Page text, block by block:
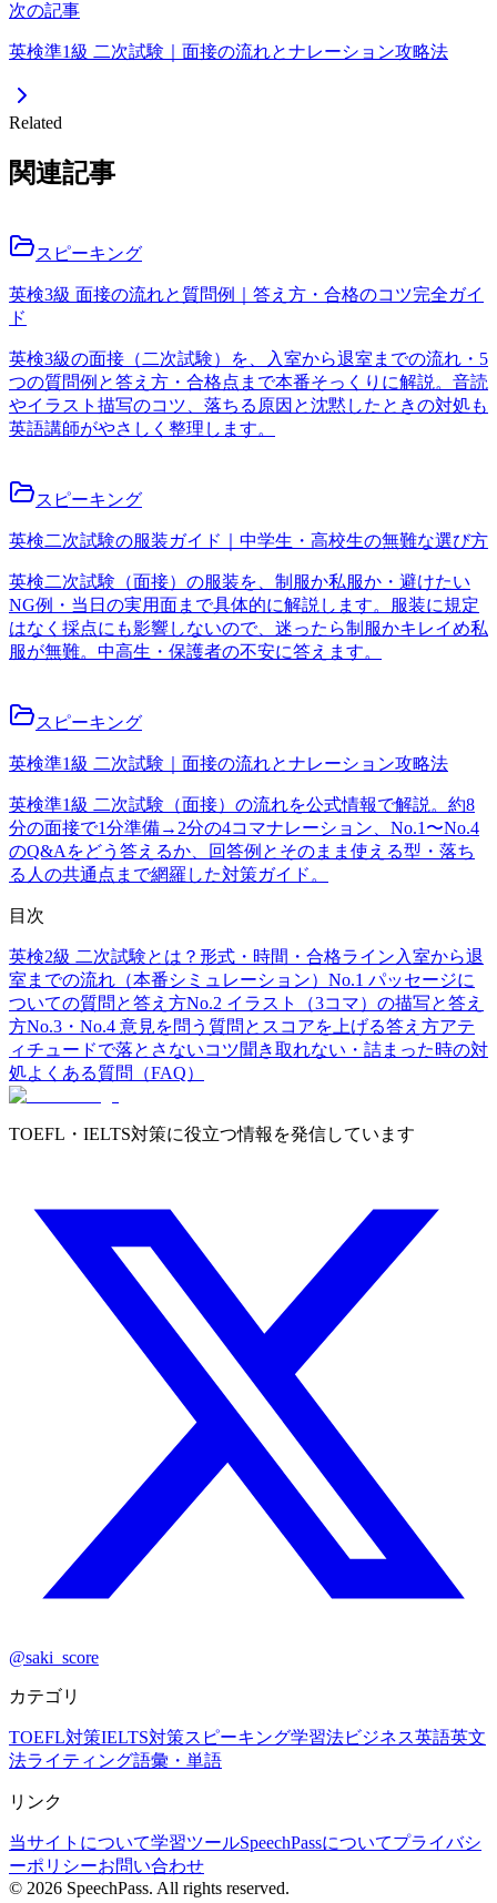
次の記事
英検準1級 二次試験｜面接の流れとナレーション攻略法
Related
関連記事
スピーキング
英検3級 面接の流れと質問例｜答え方・合格のコツ完全ガイ
ド
英検3級の面接（二次試験）を、入室から退室までの流れ・5
つの質問例と答え方・合格点まで本番そっくりに解説。音読
やイラスト描写のコツ、落ちる原因と沈黙したときの対処も
英語講師がやさしく整理します。
スピーキング
英検二次試験の服装ガイド｜中学生・高校生の無難な選び方
英検二次試験（面接）の服装を、制服か私服か・避けたい
NG例・当日の実用面まで具体的に解説します。服装に規定
はなく採点にも影響しないので、迷ったら制服かキレイめ私
服が無難。中高生・保護者の不安に答えます。
スピーキング
英検準1級 二次試験｜面接の流れとナレーション攻略法
英検準1級 二次試験（面接）の流れを公式情報で解説。約8
分の面接で1分準備→2分の4コマナレーション、No.1〜No.4
のQ&Aをどう答えるか、回答例とそのまま使える型・落ち
る人の共通点まで網羅した対策ガイド。
目次
英検2級 二次試験とは？形式・時間・合格ライン 入室から退
室までの流れ（本番シミュレーション） No.1 パッセージに
ついての質問と答え方No.2 イラスト（3コマ）の描写と答え
方No.3・No.4 意見を問う質問とスコアを上げる答え方アテ
ィチュードで落とさないコツ聞き取れない・詰まった時の対
処よくある質問（FAQ）
TOEFL・IELTS対策に役立つ情報を発信しています
@saki_score
カテゴリ
TOEFL対策IELTS対策スピーキング学習法ビジネス英語英文
法ライティング語彙・単語
リンク
当サイトについて学習ツールSpeechPassについてプライバシ
ーポリシーお問い合わせ
© 2026 SpeechPass. All rights reserved.